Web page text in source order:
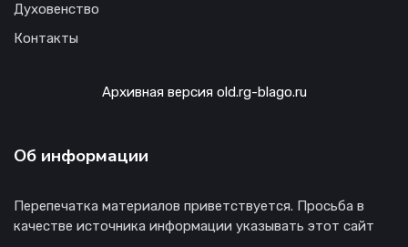
Духовенство
Контакты
Архивная версия old.rg-blago.ru
Об информации
Перепечатка материалов приветствуется. Просьба в
качестве источника информации указывать этот сайт